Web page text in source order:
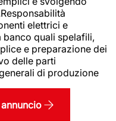
elettrici e
quali spelafili,
e preparazione dei
delle parti
di produzione